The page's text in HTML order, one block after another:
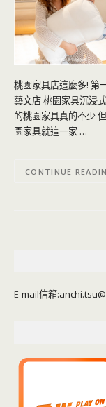
桃園家具店這麼多! 第
藝文店 桃園家具沉浸
的桃園家具真的不少
園家具就這一家 …
CONTINUE
E-mail信箱: